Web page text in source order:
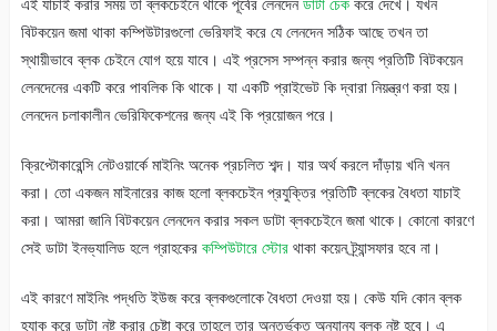
বিটকয়েন জমা থাকা কম্পিউটারগুলো ভেরিফাই করে যে লেনদেন সঠিক আছে তখন তা
স্থায়ীভাবে ব্লক চেইনে যোগ হয়ে যাবে। এই প্রসেস সম্পন্ন করার জন্য প্রতিটি বিটকয়েন
লেনদেনের একটি করে পাবলিক কি থাকে। যা একটি প্রাইভেট কি দ্বারা নিয়ন্ত্রণ করা হয়।
লেনদেন চলাকালীন ভেরিফিকেশনের জন্য এই কি প্রয়োজন পরে।
ক্রিপ্টোকারেন্সি নেটওয়ার্কে মাইনিং অনেক প্রচলিত শব্দ। যার অর্থ করলে দাঁড়ায় খনি খনন
করা। তো একজন মাইনারের কাজ হলো ব্লকচেইন প্রযুক্তির প্রতিটি ব্লকের বৈধতা যাচাই
করা। আমরা জানি বিটকয়েন লেনদেন করার সকল ডাটা ব্লকচেইনে জমা থাকে। কোনো কারণে
সেই ডাটা ইনভ্যালিড হলে গ্রাহকের কম্পিউটারে স্টোরথাকা কয়েন ট্র্যান্সফার হবে না।
এই কারণে মাইনিং পদ্ধতি ইউজ করে ব্লকগুলোকে বৈধতা দেওয়া হয়। কেউ যদি কোন ব্লক
হ্যাক করে ডাটা নষ্ট করার চেষ্টা করে তাহলে তার অন্তর্ভুক্ত অন্যান্য ব্লক নষ্ট হবে। এ